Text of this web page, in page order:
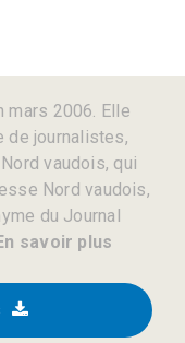
mars 2006. Elle
de journalistes,
vaudois, qui
Nord vaudois,
du Journal
savoir plus